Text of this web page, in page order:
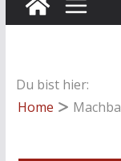
Du bist hier:
Home